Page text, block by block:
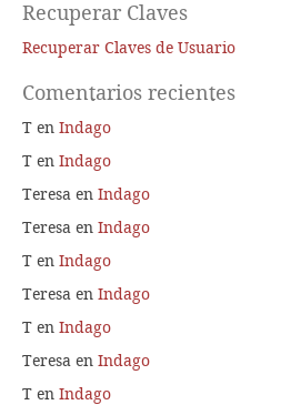
Recuperar Claves
Recuperar Claves de Usuario
Comentarios recientes
T en Indago
T en Indago
Teresa en Indago
Teresa en Indago
T en Indago
Teresa en Indago
T en Indago
Teresa en Indago
T en Indago